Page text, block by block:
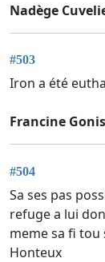
Nadège
#503
Iron a été
Francine
#504
Sa ses pas
refuge a lui
meme sa fi tou
Honteux